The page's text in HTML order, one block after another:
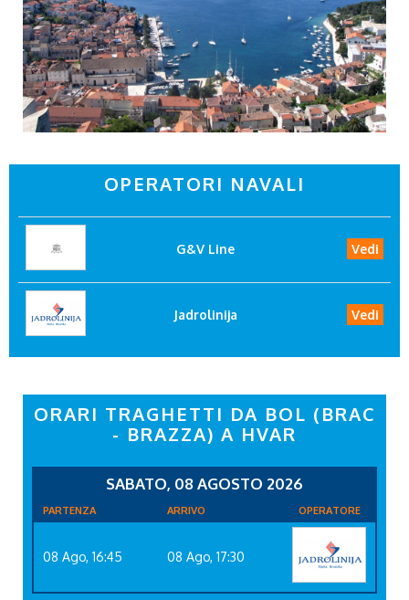
OPERATORI NAVALI
G&V Line Vedi
Jadrolinija Vedi
ORARI TRAGHETTI DA BOL (BRAC
- BRAZZA) A HVAR
SABATO, 08 AGOSTO 2026
PARTENZA ARRIVO OPERATORE
08 Ago, 16:45 08 Ago, 17:30